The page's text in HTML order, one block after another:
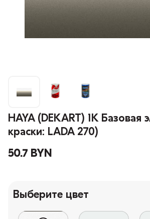
HAYA (DEKART) 1К Базовая
краски: LADA 270)
50.7 BYN
Выберите цвет